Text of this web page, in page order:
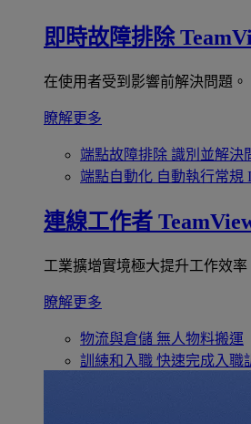
即時故障排除
在使用者受到影響前解決問題。
瞭解更多
端點故障排除 識別並解決
端點自動化 自動執行常規
連線工作者
工業擴增實境極大提升工作效率
瞭解更多
物流與倉儲 無人物料搬運
訓練和入職 快速完成入職